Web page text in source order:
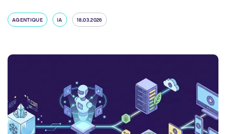
AGENTIQUE IA 18.03.2026